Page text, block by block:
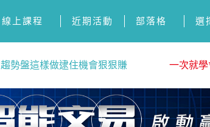
線上課程 近期活動 部落格 選
趨勢盤這樣做逮住機會狠狠賺 一次就